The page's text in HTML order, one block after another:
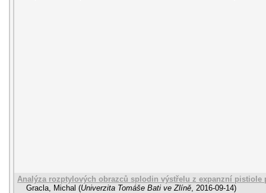
Analýza rozptylových obrazců splodin výstřelu z expanzní pistiole
Gracla, Michal (Univerzita Tomáše Bati ve Zlíně, 2016-09-14)